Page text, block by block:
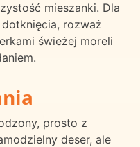
mieszanki. Dla
rozważ
świeżej moreli
prosto z
deser, ale